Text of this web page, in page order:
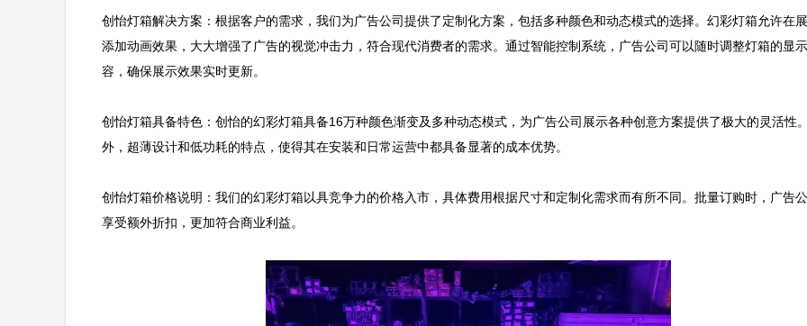
创怡灯箱解决方案：根据客户的需求，我们为广告公司提供了定制化方案，包括多种颜色和动态模式的选择。幻彩灯箱允许在
添加动画效果，大大增强了广告的视觉冲击力，符合现代消费者的需求。通过智能控制系统，广告公司可以随时调整灯箱的显
容，确保展示效果实时更新。
创怡灯箱具备特色：创怡的幻彩灯箱具备16万种颜色渐变及多种动态模式，为广告公司展示各种创意方案提供了极大的灵活性
外，超薄设计和低功耗的特点，使得其在安装和日常运营中都具备显著的成本优势。
创怡灯箱价格说明：我们的幻彩灯箱以具竞争力的价格入市，具体费用根据尺寸和定制化需求而有所不同。批量订购时，广告
享受额外折扣，更加符合商业利益。